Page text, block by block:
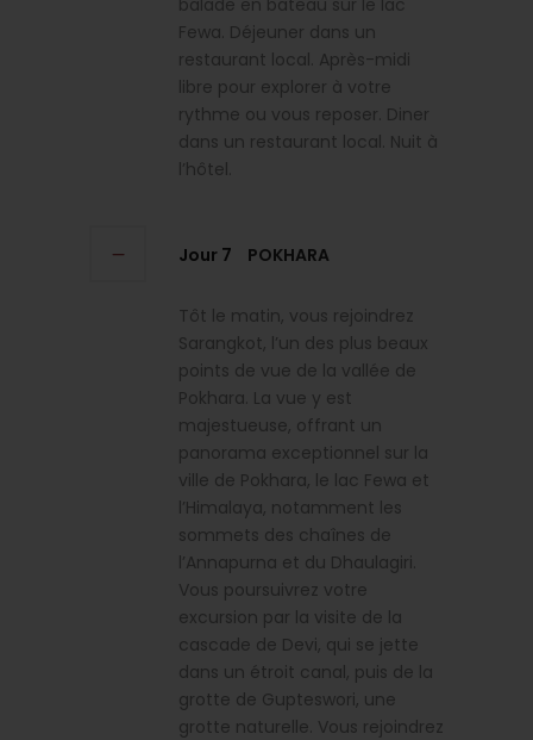
Fewa. Déjeuner dans un
restaurant local. Après-midi
libre pour explorer à votre
rythme ou vous reposer. Diner
dans un restaurant local. Nuit à
l’hôtel.
Jour 7 POKHARA
Tôt le matin, vous rejoindrez
Sarangkot, l’un des plus beaux
points de vue de la vallée de
Pokhara. La vue y est
majestueuse, offrant un
panorama exceptionnel sur la
ville de Pokhara, le lac Fewa et
l’Himalaya, notamment les
sommets des chaînes de
l’Annapurna et du Dhaulagiri.
Vous poursuivrez votre
excursion par la visite de la
cascade de Devi, qui se jette
dans un étroit canal, puis de la
grotte de Gupteswori, une
grotte naturelle. Vous rejoindrez